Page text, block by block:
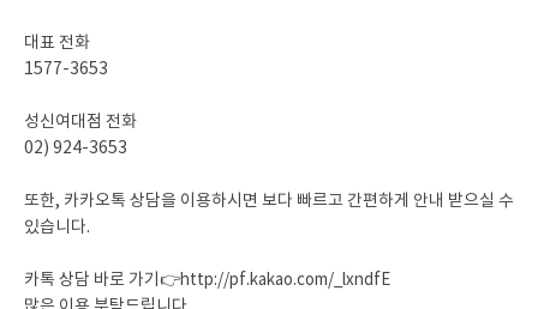
대표 전화
1577-3653
성신여대점 전화
02) 924-3653
또한, 카카오톡 상담을 이용하시면 보다 빠르고 간편하게 안내 받으실 수
있습니다.
카톡 상담 바로 가기👉http://pf.kakao.com/_lxndfE